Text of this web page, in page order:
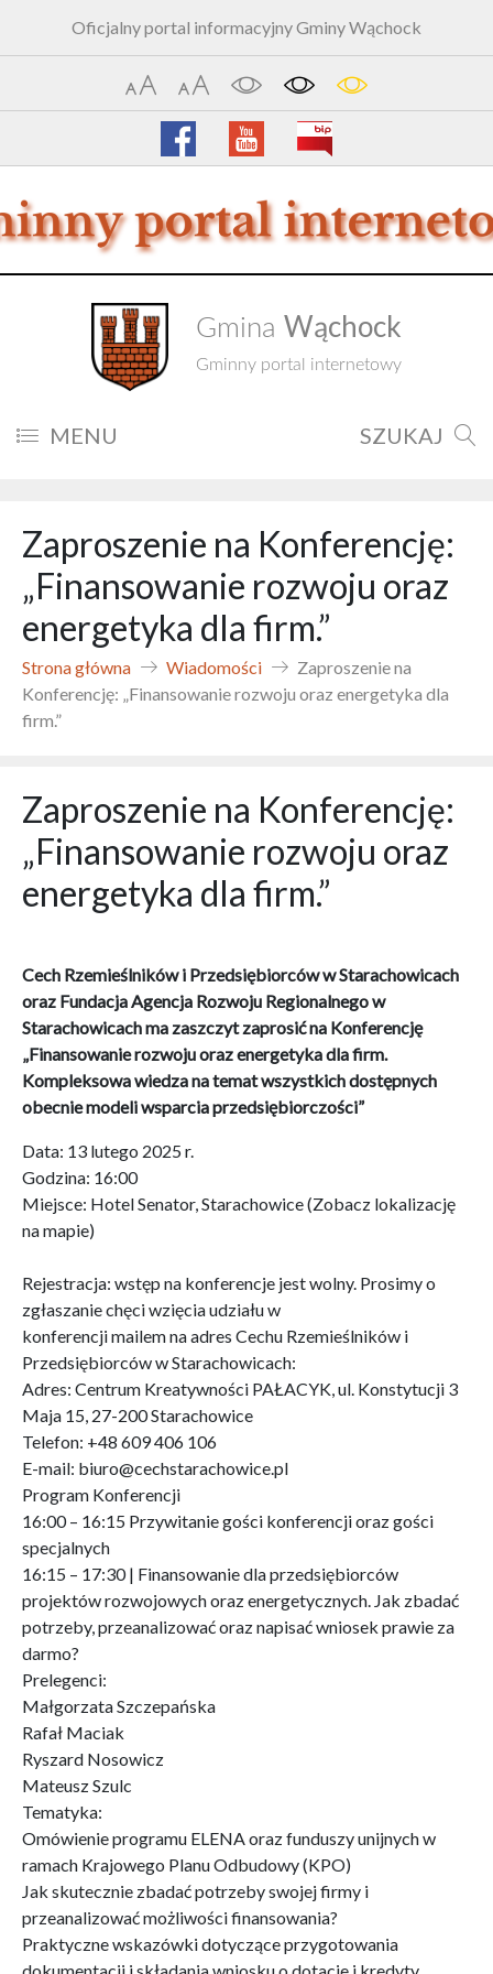
Oficjalny portal informacyjny Gminy Wąchock
Gmina Wąchock
Gminny portal internetowy
MENU SZUKAJ
Zaproszenie na Konferencję:
„Finansowanie rozwoju oraz
energetyka dla firm.”
Strona główna Wiadomości
Zaproszenie na
Konferencję: „Finansowanie rozwoju oraz energetyka dla
firm.”
Zaproszenie na Konferencję:
„Finansowanie rozwoju oraz
energetyka dla firm.”
Cech Rzemieślników i Przedsiębiorców w Starachowicach
oraz Fundacja Agencja Rozwoju Regionalnego w
Starachowicach ma zaszczyt zaprosić na Konferencję
„Finansowanie rozwoju oraz energetyka dla firm.
Kompleksowa wiedza na temat wszystkich dostępnych
obecnie modeli wsparcia przedsiębiorczości”
Data: 13 lutego 2025 r.
Godzina: 16:00
Miejsce: Hotel Senator, Starachowice (Zobacz lokalizację
na mapie)
Rejestracja: wstęp na konferencje jest wolny. Prosimy o
zgłaszanie chęci wzięcia udziału w
konferencji mailem na adres Cechu Rzemieślników i
Przedsiębiorców w Starachowicach:
Adres: Centrum Kreatywności PAŁACYK, ul. Konstytucji 3
Maja 15, 27-200 Starachowice
Telefon: +48 609 406 106
E-mail: biuro@cechstarachowice.pl
Program Konferencji
16:00 – 16:15 Przywitanie gości konferencji oraz gości
specjalnych
16:15 – 17:30 | Finansowanie dla przedsiębiorców
projektów rozwojowych oraz energetycznych. Jak zbadać
potrzeby, przeanalizować oraz napisać wniosek prawie za
darmo?
Prelegenci:
Małgorzata Szczepańska
Rafał Maciak
Ryszard Nosowicz
Mateusz Szulc
Tematyka:
Omówienie programu ELENA oraz funduszy unijnych w
ramach Krajowego Planu Odbudowy (KPO)
Jak skutecznie zbadać potrzeby swojej firmy i
przeanalizować możliwości finansowania?
Praktyczne wskazówki dotyczące przygotowania